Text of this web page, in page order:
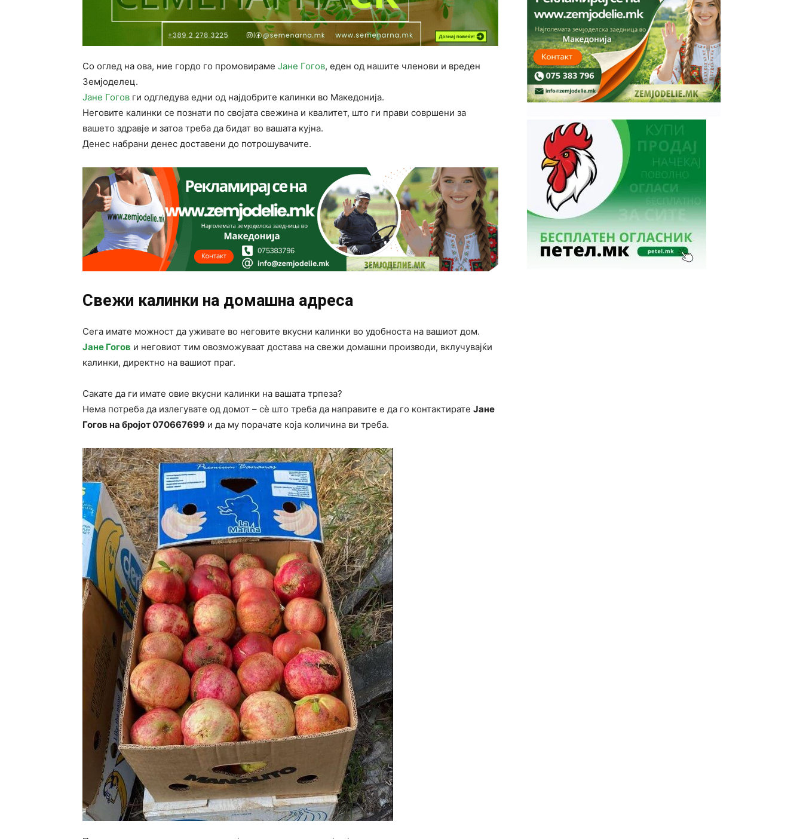
Со оглед на ова, ние гордо го промовираме Јане Гогов, еден од нашите членови и вреден
Земјоделец.
Јане Гогов ги одгледува едни од најдобрите калинки во Македонија.
Неговите калинки се познати по својата свежина и квалитет, што ги прави совршени за
вашето здравје и затоа треба да бидат во вашата кујна.
Денес набрани денес доставени до потрошувачите.
Свежи калинки на домашна адреса
Сега имате можност да уживате во неговите вкусни калинки во удобноста на вашиот дом.
Јане Гогов и неговиот тим овозможуваат достава на свежи домашни производи, вклучувајќи
калинки, директно на вашиот праг.
Сакате да ги имате овие вкусни калинки на вашата трпеза?
Нема потреба да излегувате од домот – сè што треба да направите е да го контактирате Јане
Гогов на бројот 070667699 и да му порачате која количина ви треба.